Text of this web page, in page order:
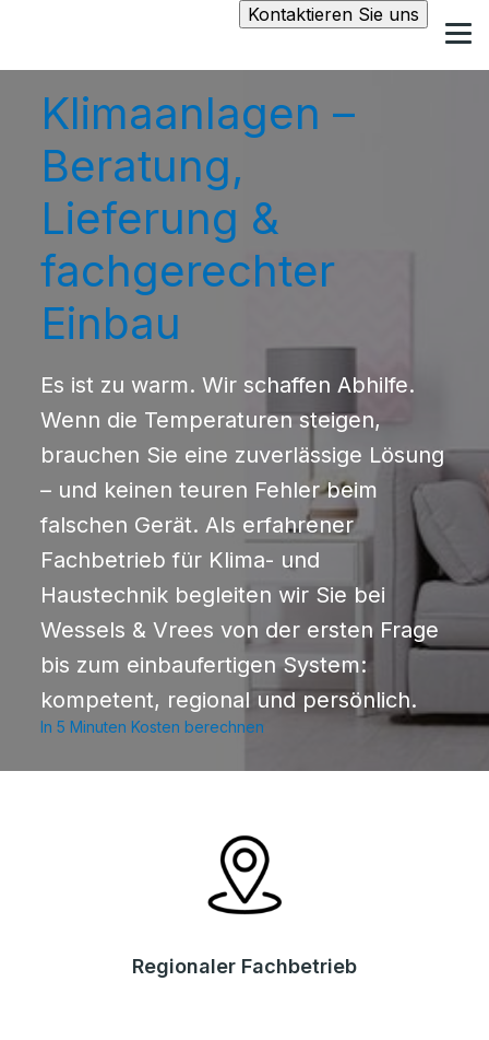
Kontaktieren Sie uns
Klimaanlagen –
Beratung,
Lieferung &
fachgerechter
Einbau
Es ist zu warm. Wir schaffen Abhilfe.
Wenn die Temperaturen steigen,
brauchen Sie eine zuverlässige Lösung
– und keinen teuren Fehler beim
falschen Gerät. Als erfahrener
Fachbetrieb für Klima- und
Haustechnik begleiten wir Sie bei
Wessels & Vrees von der ersten Frage
bis zum einbaufertigen System:
kompetent, regional und persönlich.
In 5 Minuten Kosten berechnen
Regionaler Fachbetrieb